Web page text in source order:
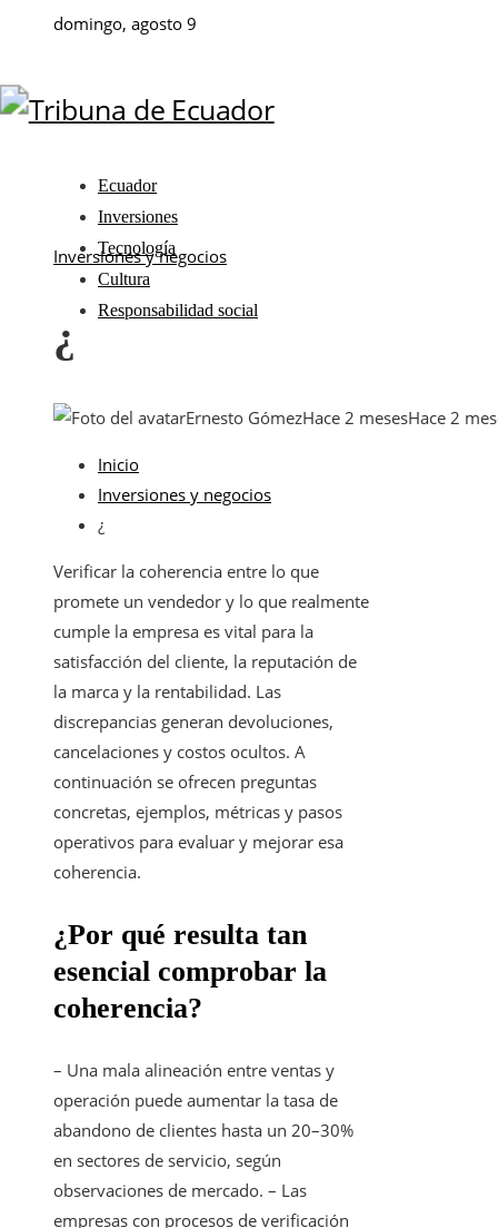
domingo, agosto 9
Ecuador
Inversiones
Tecnología
Cultura
Responsabilidad social
Inversiones y negocios
¿
Ernesto GómezHace 2 mesesHace 2
Inicio
Inversiones y negocios
¿
Verificar la coherencia entre lo que
promete un vendedor y lo que realmente
cumple la empresa es vital para la
satisfacción del cliente, la reputación de
la marca y la rentabilidad. Las
discrepancias generan devoluciones,
cancelaciones y costos ocultos. A
continuación se ofrecen preguntas
concretas, ejemplos, métricas y pasos
operativos para evaluar y mejorar esa
coherencia.
¿Por qué resulta tan
esencial comprobar la
coherencia?
– Una mala alineación entre ventas y
operación puede aumentar la tasa de
abandono de clientes hasta un 20–30%
en sectores de servicio, según
observaciones de mercado. – Las
empresas con procesos de verificación